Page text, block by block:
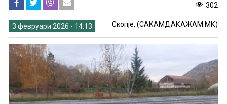
302
3 февруари 2026 - 14:13 Скопје, (САКАМДАКАЖАМ.МК)